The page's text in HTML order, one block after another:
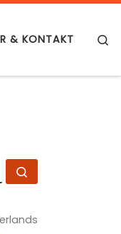
& KONTAKT
SUCHE